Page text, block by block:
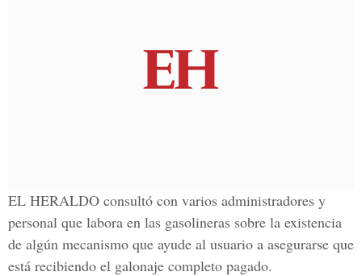
EL HERALDO consultó con varios administradores y
personal que labora en las gasolineras sobre la existencia
de algún mecanismo que ayude al usuario a asegurarse que
está recibiendo el galonaje completo pagado.